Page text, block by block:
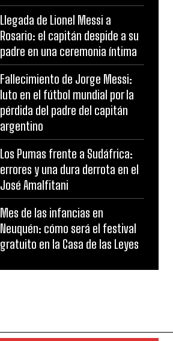
Llegada de Lionel Messi a
Rosario: el capitán despide a su
padre en una ceremonia íntima
Fallecimiento de Jorge Messi:
luto en el fútbol mundial por la
pérdida del padre del capitán
argentino
Los Pumas frente a Sudáfrica:
errores y una dura derrota en el
José Amalfitani
Mes de las infancias en
Neuquén: cómo será el festival
gratuito en la Casa de las Leyes